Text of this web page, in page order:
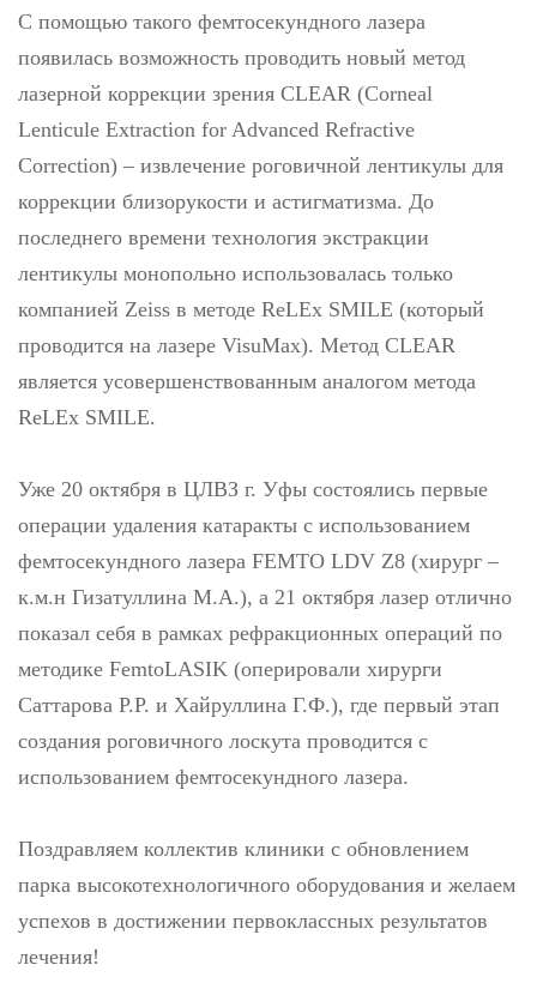
С помощью такого фемтосекундного лазера
появилась возможность проводить новый метод
лазерной коррекции зрения CLEAR (Corneal
Lenticule Extraction for Advanced Refractive
Correction) – извлечение роговичной лентикулы для
коррекции близорукости и астигматизма. До
последнего времени технология экстракции
лентикулы монопольно использовалась только
компанией Zeiss в методе ReLEx SMILE (который
проводится на лазере VisuMax). Метод CLEAR
является усовершенствованным аналогом метода
ReLEx SMILE.
Уже 20 октября в ЦЛВЗ г. Уфы состоялись первые
операции удаления катаракты с использованием
фемтосекундного лазера FEMTO LDV Z8 (хирург –
к.м.н Гизатуллина М.А.), а 21 октября лазер отлично
показал себя в рамках рефракционных операций по
методике FemtoLASIK (оперировали хирурги
Саттарова Р.Р. и Хайруллина Г.Ф.), где первый этап
создания роговичного лоскута проводится с
использованием фемтосекундного лазера.
Поздравляем коллектив клиники с обновлением
парка высокотехнологичного оборудования и желаем
успехов в достижении первоклассных результатов
лечения!